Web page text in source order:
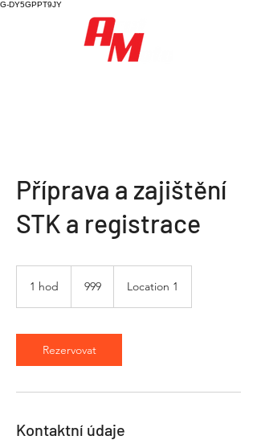
G-DY5GPPT9JY
Příprava a zajištění
STK a registrace
1 hod 999 Location 1
Rezervovat
Kontaktní údaje